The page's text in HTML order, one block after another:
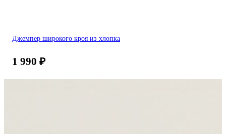
Джемпер широкого кроя из хлопка
1 990 ₽